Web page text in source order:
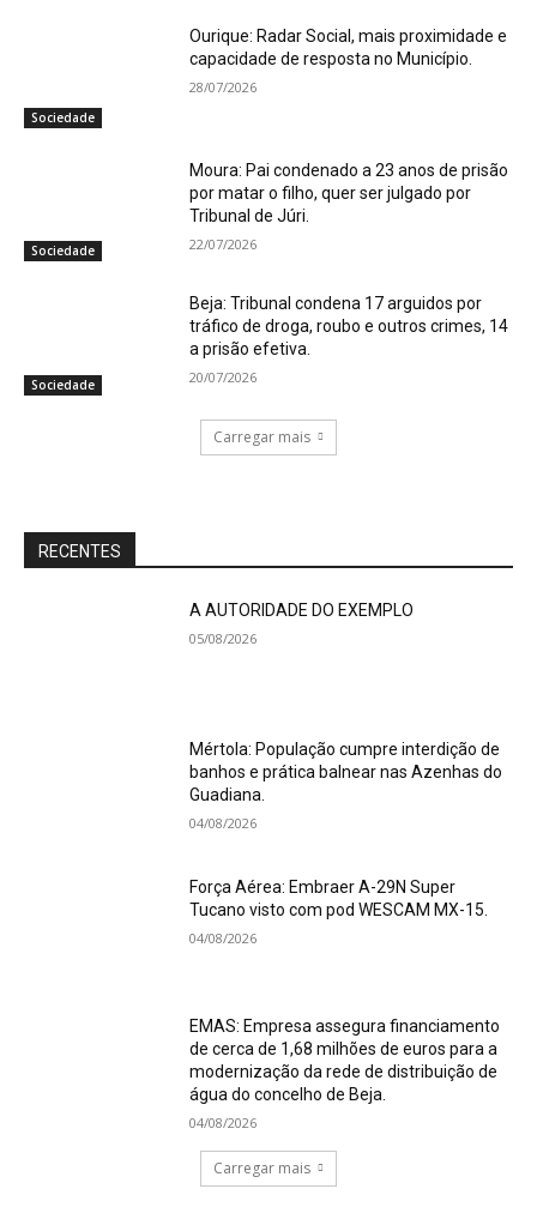
Sociedade
Ourique: Radar Social, mais proximidade e
capacidade de resposta no Município.
28/07/2026
Sociedade
Moura: Pai condenado a 23 anos de prisão
por matar o filho, quer ser julgado por
Tribunal de Júri.
22/07/2026
Sociedade
Beja: Tribunal condena 17 arguidos por
tráfico de droga, roubo e outros crimes, 14
a prisão efetiva.
20/07/2026
Carregar mais
RECENTES
A AUTORIDADE DO EXEMPLO
05/08/2026
Mértola: População cumpre interdição de
banhos e prática balnear nas Azenhas do
Guadiana.
04/08/2026
Força Aérea: Embraer A-29N Super
Tucano visto com pod WESCAM MX-15.
04/08/2026
EMAS: Empresa assegura financiamento
de cerca de 1,68 milhões de euros para a
modernização da rede de distribuição de
água do concelho de Beja.
04/08/2026
Carregar mais